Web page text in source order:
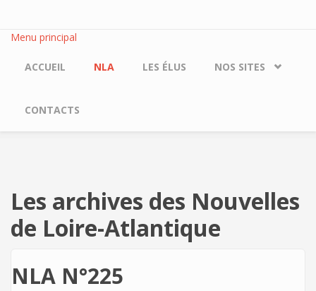
Menu principal
ACCUEIL NLA LES ÉLUS NOS SITES
CONTACTS
Les archives des Nouvelles
de Loire-Atlantique
NLA N°225